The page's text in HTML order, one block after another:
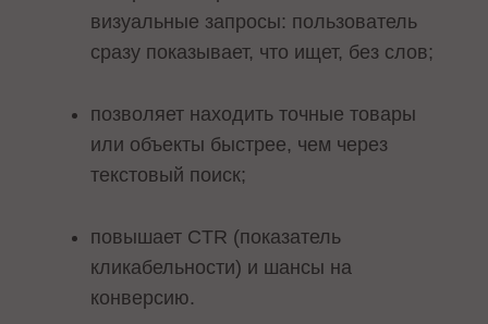
визуальные запросы: пользователь
сразу показывает, что ищет, без слов;
позволяет находить точные товары
или объекты быстрее, чем через
текстовый поиск;
повышает CTR (показатель
кликабельности) и шансы на
конверсию.